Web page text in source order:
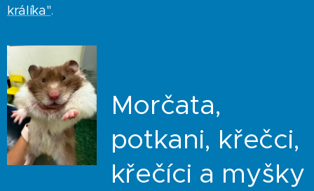
králíka".
Morčata,
potkani, křečci,
křečíci a myšky